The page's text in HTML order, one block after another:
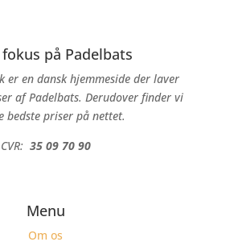
på Padelbats
er en dansk hjemmeside der laver
af Padelbats. Derudover finder vi
bedste priser på nettet.
CVR: 35 09 70 90
Menu
Om os